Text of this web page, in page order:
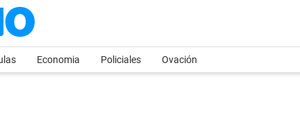
Economia Policiales Ovación